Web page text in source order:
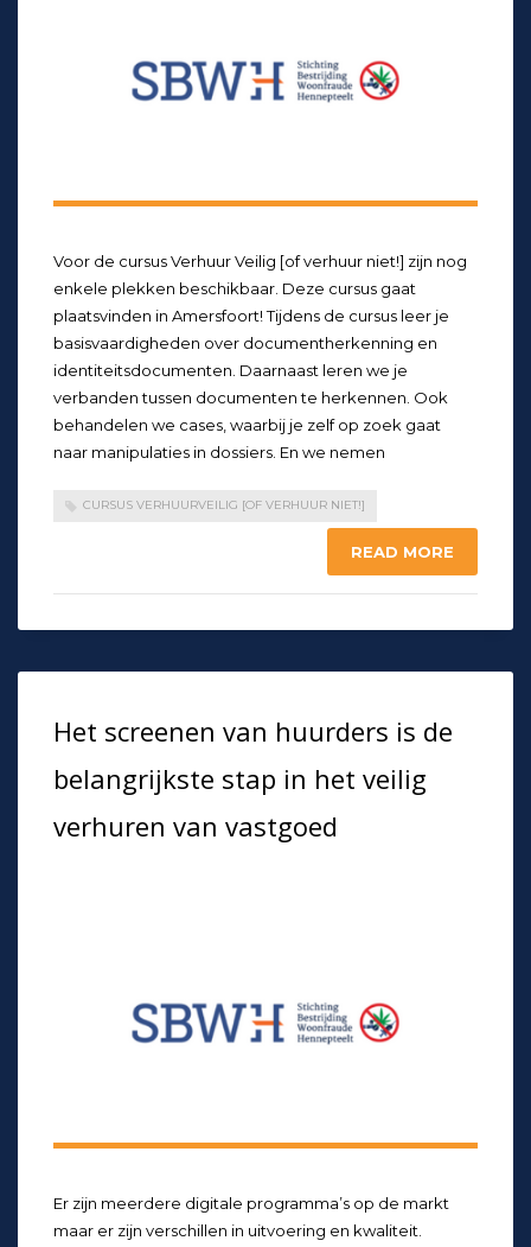
Voor de cursus Verhuur Veilig [of verhuur niet!] zijn nog
enkele plekken beschikbaar. Deze cursus gaat
plaatsvinden in Amersfoort! Tijdens de cursus leer je
basisvaardigheden over documentherkenning en
identiteitsdocumenten. Daarnaast leren we je
verbanden tussen documenten te herkennen. Ook
behandelen we cases, waarbij je zelf op zoek gaat
naar manipulaties in dossiers. En we nemen
CURSUS VERHUURVEILIG [OF VERHUUR NIET!]
READ MORE
Het screenen van huurders is de
belangrijkste stap in het veilig
verhuren van vastgoed
Er zijn meerdere digitale programma’s op de markt
maar er zijn verschillen in uitvoering en kwaliteit.